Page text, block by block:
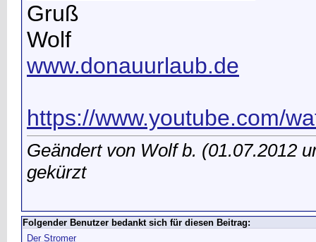
Gruß
Wolf
www.donauurlaub.de
https://www.youtube.com/
Geändert von Wolf b. (01.07.2012
gekürzt
Folgender Benutzer bedankt sich für diesen Beitrag:
Der Stromer